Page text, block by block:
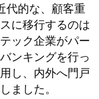
代的な、顧客重
に移行するのは
ック企業がパー
ンキングを行っ
し、内外へ門戸
ました。